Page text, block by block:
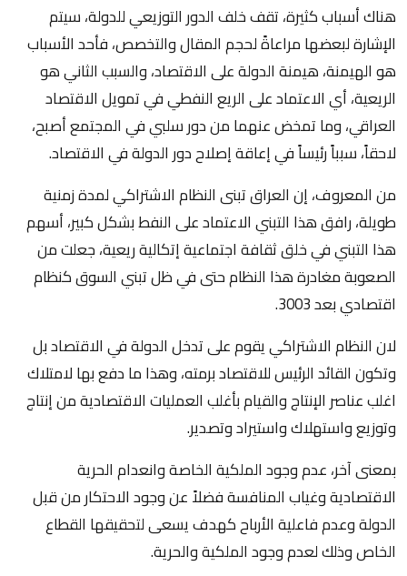
هناك أسباب كثيرة، تقف خلف الدور التوزيعي للدولة، سيتم
الإشارة لبعضها مراعاةً لحجم المقال والتخصص، فأحد الأسباب
هو الهيمنة، هيمنة الدولة على الاقتصاد، والسبب الثاني هو
الريعية، أي الاعتماد على الريع النفطي في تمويل الاقتصاد
العراقي، وما تمخض عنهما من دور سلبي في المجتمع أصبح،
لاحقاً، سبباً رئيساً في إعاقة إصلاح دور الدولة في الاقتصاد.
من المعروف، إن العراق تبنى النظام الاشتراكي لمدة زمنية
طويلة، رافق هذا التبني الاعتماد على النفط بشكل كبير، أسهم
هذا التبني في خلق ثقافة اجتماعية إتكالية ريعية، جعلت من
الصعوبة مغادرة هذا النظام حتى في ظل تبني السوق كنظام
اقتصادي بعد 3003.
لان النظام الاشتراكي يقوم على تدخل الدولة في الاقتصاد بل
وتكون القائد الرئيس للاقتصاد برمته، وهذا ما دفع بها لامتلاك
اغلب عناصر الإنتاج والقيام بأغلب العمليات الاقتصادية من إنتاج
وتوزيع واستهلاك واستيراد وتصدير.
بمعنى آخر، عدم وجود الملكية الخاصة وانعدام الحرية
الاقتصادية وغياب المنافسة فضلاً عن وجود الاحتكار من قبل
الدولة وعدم فاعلية الأرباح كهدف يسعى لتحقيقها القطاع
الخاص وذلك لعدم وجود الملكية والحرية.